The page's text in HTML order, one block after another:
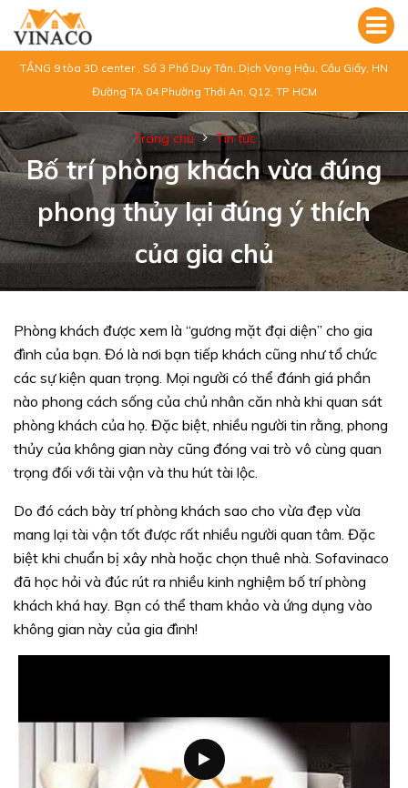
TẦNG 9 tòa 3D center , Số 3 Phố Duy Tân, Dịch Vọng Hậu, Cầu Giấy, HN
Đường TA 04 Phường Thới An, Q12, TP HCM
Trang chủ Tin tức
Bố trí phòng khách vừa đúng
phong thủy lại đúng ý thích
của gia chủ
Phòng khách được xem là “gương mặt đại diện” cho gia
đình của bạn. Đó là nơi bạn tiếp khách cũng như tổ chức
các sự kiện quan trọng. Mọi người có thể đánh giá phần
nào phong cách sống của chủ nhân căn nhà khi quan sát
phòng khách của họ. Đặc biệt, nhiều người tin rằng, phong
thủy của không gian này cũng đóng vai trò vô cùng quan
trọng đối với tài vận và thu hút tài lộc.
Do đó cách bày trí phòng khách sao cho vừa đẹp vừa
mang lại tài vận tốt được rất nhiều người quan tâm. Đặc
biệt khi chuẩn bị xây nhà hoặc chọn thuê nhà. Sofavinaco
đã học hỏi và đúc rút ra nhiều kinh nghiệm bố trí phòng
khách khá hay. Bạn có thể tham khảo và ứng dụng vào
không gian này của gia đình!